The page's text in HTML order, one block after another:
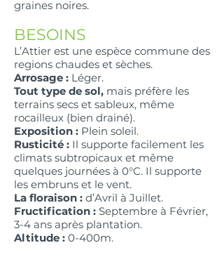
graines noires.
BESOINS
L’Attier est une espèce commune des
regions chaudes et sèches.
Arrosage : Léger.
Tout type de sol, mais préfère les
terrains secs et sableux, même
rocailleux (bien drainé).
Exposition : Plein soleil.
Rusticité : Il supporte facilement les
climats subtropicaux et même
quelques journées à 0°C. Il supporte
les embruns et le vent.
La floraison : d’Avril à Juillet.
Fructification : Septembre à Février,
3-4 ans après plantation.
Altitude : 0-400m.